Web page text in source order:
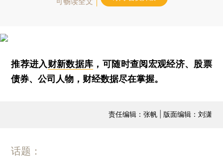
推荐进入财新数据库 ，可随时查阅宏观经济、股票
债券、公司人物，财经数据尽在掌握。
责任编辑：张帆 | 版面编辑：刘潇
话题：